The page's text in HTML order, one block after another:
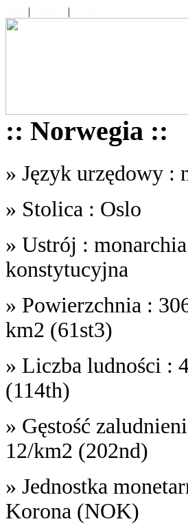
| |
:: Norwegia ::
» Język urzędowy :
» Stolica : Oslo
» Ustrój : monarchia
konstytucyjna
» Powierzchnia :
km2 (61st3)
» Liczba ludności :
(114th)
» Gęstość
12/km2 (202nd)
» Jednostka
Korona (NOK)